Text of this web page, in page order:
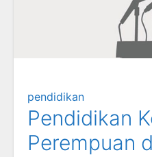
pendidikan
Pendidikan
Perempuan